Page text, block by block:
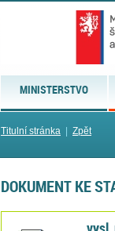
MINISTERSTVO
Titulní stránka Zpět
DOKUMENT KE